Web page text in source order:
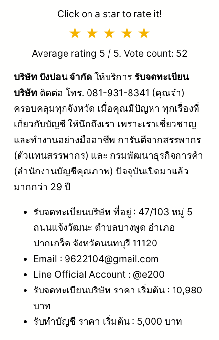
Click on a star to rate it!
Average rating 5 / 5. Vote count: 52
บริษัท ปังปอน จำกัด ให้บริการ รับจดทะเบียน
บริษัท ติดต่อ โทร. 081-931-8341 (คุณจ๋า)
ครอบคลุมทุกจังหวัด เมื่อคุณมีปัญหา ทุกเรื่องที่
เกี่ยวกับบัญชี ให้นึกถึงเรา เพราะเราเชี่ยวชาญ
และทำงานอย่างมืออาชีพ การันตีจากสรรพากร
(ตัวแทนสรรพากร) และ กรมพัฒนาธุรกิจการค้า
(สำนักงานบัญชีคุณภาพ) ปัจจุบันเปิดมาแล้ว
มากกว่า 29 ปี
รับจดทะเบียนบริษัท ที่อยู่ : 47/103 หมู่ 5
ถนนแจ้งวัฒนะ ตำบลบางพูด อำเภอ
ปากเกร็ด จังหวัดนนทบุรี 11120
Email : 9622104@gmail.com
Line Official Account : @e200
รับจดทะเบียนบริษัท ราคา เริ่มต้น : 10,980
บาท
รับทำบัญชี ราคา เริ่มต้น : 5,000 บาท